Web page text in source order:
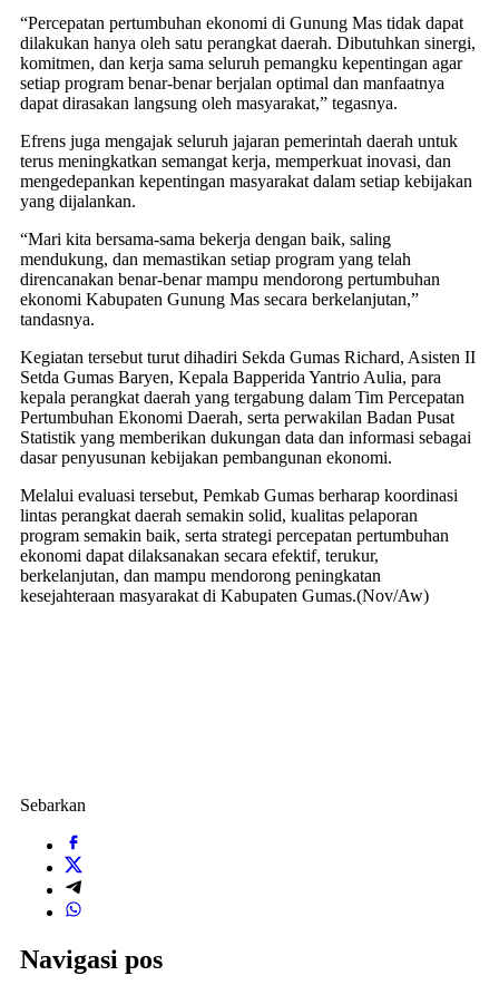
“Percepatan pertumbuhan ekonomi di Gunung Mas tidak dapat
dilakukan hanya oleh satu perangkat daerah. Dibutuhkan sinergi,
komitmen, dan kerja sama seluruh pemangku kepentingan agar
setiap program benar-benar berjalan optimal dan manfaatnya
dapat dirasakan langsung oleh masyarakat,” tegasnya.
Efrens juga mengajak seluruh jajaran pemerintah daerah untuk
terus meningkatkan semangat kerja, memperkuat inovasi, dan
mengedepankan kepentingan masyarakat dalam setiap kebijakan
yang dijalankan.
“Mari kita bersama-sama bekerja dengan baik, saling
mendukung, dan memastikan setiap program yang telah
direncanakan benar-benar mampu mendorong pertumbuhan
ekonomi Kabupaten Gunung Mas secara berkelanjutan,”
tandasnya.
Kegiatan tersebut turut dihadiri Sekda Gumas Richard, Asisten II
Setda Gumas Baryen, Kepala Bapperida Yantrio Aulia, para
kepala perangkat daerah yang tergabung dalam Tim Percepatan
Pertumbuhan Ekonomi Daerah, serta perwakilan Badan Pusat
Statistik yang memberikan dukungan data dan informasi sebagai
dasar penyusunan kebijakan pembangunan ekonomi.
Melalui evaluasi tersebut, Pemkab Gumas berharap koordinasi
lintas perangkat daerah semakin solid, kualitas pelaporan
program semakin baik, serta strategi percepatan pertumbuhan
ekonomi dapat dilaksanakan secara efektif, terukur,
berkelanjutan, dan mampu mendorong peningkatan
kesejahteraan masyarakat di Kabupaten Gumas.(Nov/Aw)
Sebarkan
Navigasi pos